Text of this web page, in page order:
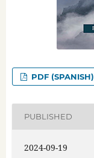
PDF (SPANISH)
PUBLISHED
2024-09-19